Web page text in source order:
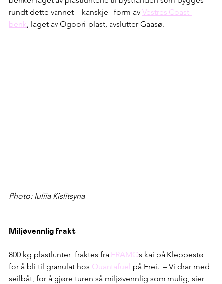
rundt dette vannet – kanskje i form av Vestres Coast-
benk , laget av Ogoori-plast, avslutter Gaasø.
Photo: Iuliia Kislitsyna
Miljøvennlig frakt
800 kg plastlunter  fraktes fra FRAMOs kai på Kleppestø
for å bli til granulat hos Quantafuel på Frei.  – Vi drar med
seilbåt, for å gjøre turen så miljøvennlig som mulig, sier